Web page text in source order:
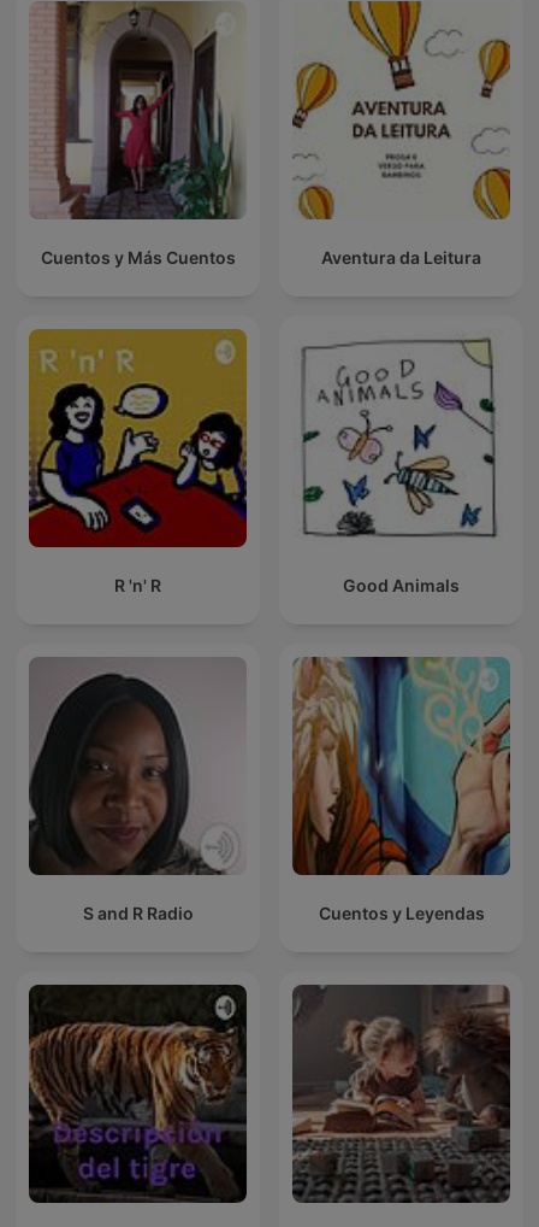
Cuentos y Más Cuentos Aventura da Leitura
R 'n' R Good Animals
S and R Radio Cuentos y Leyendas